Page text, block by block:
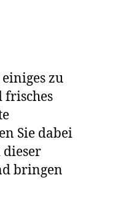
zu
frisches
Sie dabei
dieser
bringen